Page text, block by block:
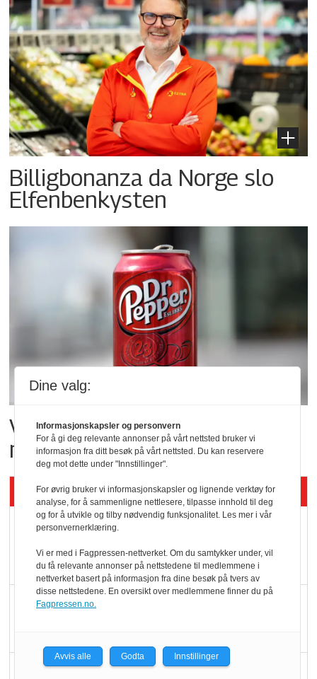
Billigbonanza da Norge slo
Elfenbenkysten
Vil vokse i brusmarkedet
med Dr Pepper
Siste artikler - KBS
Mat er viktigere enn
pris når elbilister
velger ladestopp
Potetball, kylling og 98
Dine valg:
Informasjonskapsler og personvern
For å gi deg relevante annonser på vårt nettsted bruker vi
informasjon fra ditt besøk på vårt nettsted. Du kan reservere
deg mot dette under "Innstillinger".
For øvrig bruker vi informasjonskapsler og lignende verktøy for
analyse, for å sammenligne nettlesere, tilpasse innhold til deg
og for å utvikle og tilby nødvendig funksjonalitet. Les mer i vår
personvernerklæring.
Vi er med i Fagpressen-nettverket. Om du samtykker under, vil
du få relevante annonser på nettstedene til medlemmene i
nettverket basert på informasjon fra dine besøk på tvers av
disse nettstedene. En oversikt over medlemmene finner du på
Fagpressen.no.
Avvis alle Godta Innstillinger